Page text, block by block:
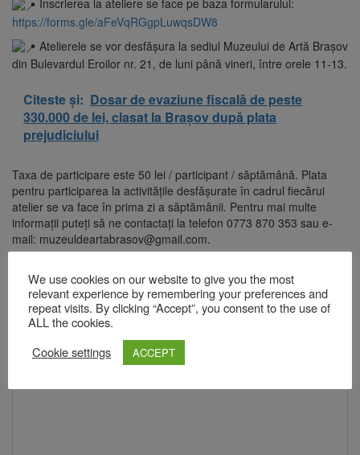
Înscrierea la ateliere se face pe baza formularului:
https://forms.gle/aFeVqRGgpLuwqsDW8
Atelierele se vor desfășura la sediul Muzeului de Artă Brașov
din Bulevardul Eroilor nr. 21, de luni până vineri, între orele 11-13.
Citeste și: Dosar de evaziune fiscală de peste
330.000 de lei, clasat la Brașov după plata
prejudiciului
Taxa de participare este 50 lei / participant / săptămână. Plata
pentru participarea la activitățile desfășurate în cadrul fiecărui
atelier se va face în prima zi a săptămânii. Pentru mai multe
informații puteți să ne contactați la telefon 0773 870 353 sau e-
mail: muzeuldeartabrasov@gmail.com.
Lasă un răspuns
Adresa ta de email nu va fi publicată. Câmpurile obligatorii sunt
marcate cu*
Comentariu*
We use cookies on our website to give you the most
relevant experience by remembering your preferences and
repeat visits. By clicking “Accept”, you consent to the use of
ALL the cookies.
Cookie settings
ACCEPT